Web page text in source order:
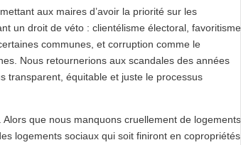
aux maires d’avoir la priorité sur les
un droit de véto : clientélisme électoral, favoritisme
communes, et corruption comme le
Nous retournerions aux scandales des années
transparent, équitable et juste le processus
que nous manquons cruellement de logements
logements sociaux qui soit finiront en copropriétés